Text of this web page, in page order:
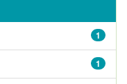
1
1